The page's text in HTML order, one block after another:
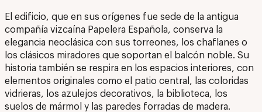
El edificio, que en sus orígenes fue sede de la antigua
compañía vizcaína Papelera Española, conserva la
elegancia neoclásica con sus torreones, los chaflanes o
los clásicos miradores que soportan el balcón noble. Su
historia también se respira en los espacios interiores, con
elementos originales como el patio central, las coloridas
vidrieras, los azulejos decorativos, la biblioteca, los
suelos de mármol y las paredes forradas de madera.